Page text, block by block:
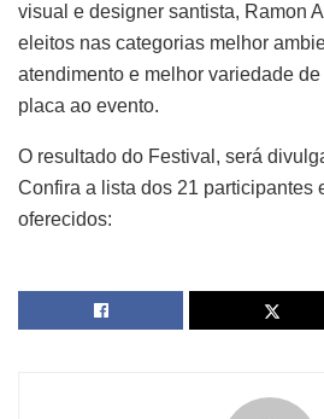
visual e designer santista, Ramon
eleitos nas categorias melhor
atendimento e melhor variedade
placa ao evento.
O resultado do Festival, será
Confira a lista dos 21 participantes
oferecidos: